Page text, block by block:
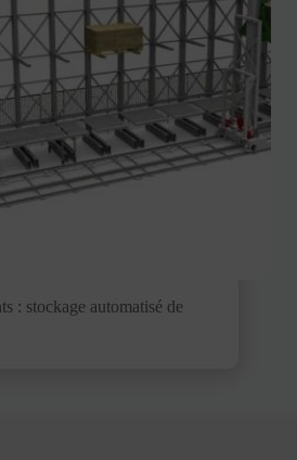
: stockage automatisé de